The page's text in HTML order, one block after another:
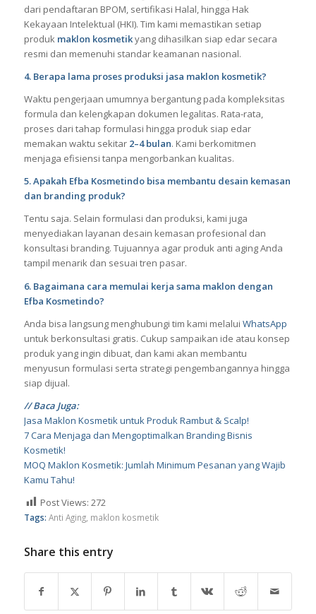
dari pendaftaran BPOM, sertifikasi Halal, hingga Hak
Kekayaan Intelektual (HKI). Tim kami memastikan setiap
produk maklon kosmetikyang dihasilkan siap edar secara
resmi dan memenuhi standar keamanan nasional.
4. Berapa lama proses produksi jasa maklon kosmetik?
Waktu pengerjaan umumnya bergantung pada kompleksitas
formula dan kelengkapan dokumen legalitas. Rata-rata,
proses dari tahap formulasi hingga produk siap edar
memakan waktu sekitar 2–4 bulan. Kami berkomitmen
menjaga efisiensi tanpa mengorbankan kualitas.
5. Apakah Efba Kosmetindo bisa membantu desain kemasan
dan branding produk?
Tentu saja. Selain formulasi dan produksi, kami juga
menyediakan layanan desain kemasan profesional dan
konsultasi branding. Tujuannya agar produk anti aging Anda
tampil menarik dan sesuai tren pasar.
6. Bagaimana cara memulai kerja sama maklon dengan
Efba Kosmetindo?
Anda bisa langsung menghubungi tim kami melalui WhatsApp
untuk berkonsultasi gratis. Cukup sampaikan ide atau konsep
produk yang ingin dibuat, dan kami akan membantu
menyusun formulasi serta strategi pengembangannya hingga
siap dijual.
// Baca Juga:
Jasa Maklon Kosmetik untuk Produk Rambut & Scalp!
7 Cara Menjaga dan Mengoptimalkan Branding Bisnis
Kosmetik!
MOQ Maklon Kosmetik: Jumlah Minimum Pesanan yang Wajib
Kamu Tahu!
Post Views: 272
Tags: Anti Aging, maklon kosmetik
Share this entry